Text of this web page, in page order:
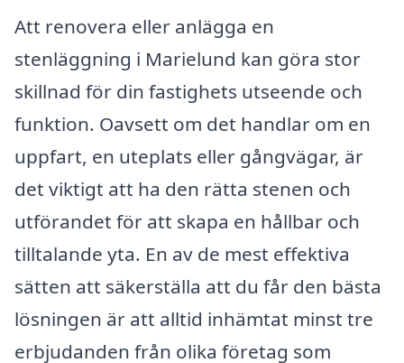
Att renovera eller anlägga en
stenläggning i Marielund kan göra stor
skillnad för din fastighets utseende och
funktion. Oavsett om det handlar om en
uppfart, en uteplats eller gångvägar, är
det viktigt att ha den rätta stenen och
utförandet för att skapa en hållbar och
tilltalande yta. En av de mest effektiva
sätten att säkerställa att du får den bästa
lösningen är att alltid inhämtat minst tre
erbjudanden från olika företag som